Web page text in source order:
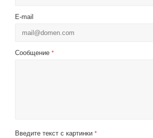
E-mail
Сообщение *
Введите текст с картинки *